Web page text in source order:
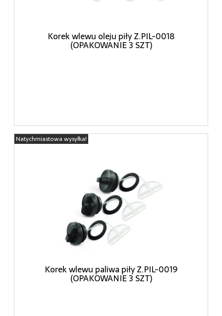
Korek wlewu oleju piły Z.PIL-0018
(OPAKOWANIE 3 SZT)
Korek wlewu paliwa piły Z.PIL-0019
(OPAKOWANIE 3 SZT)
Natychmiastowa wysyłka!